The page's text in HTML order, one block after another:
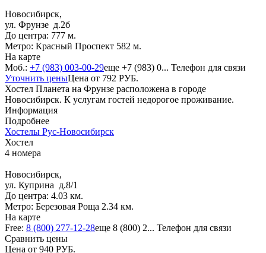
Новосибирск,
ул. Фрунзе д.2б
До центра: 777 м.
Метро: Красный Проспект 582 м.
На карте
Моб.: +7 (983) 003-00-29еще +7 (983) 0... Телефон для связи
Уточнить ценыЦена от 792 РУБ.
Хостел Планета на Фрунзе расположена в городе
Новосибирск. К услугам гостей недорогое проживание.
Информация
Подробнее
Хостелы Рус-Новосибирск
Хостел
4 номера
Новосибирск,
ул. Куприна д.8/1
До центра: 4.03 км.
Метро: Березовая Роща 2.34 км.
На карте
Free: 8 (800) 277-12-28еще 8 (800) 2... Телефон для связи
Сравнить цены
Цена от 940 РУБ.